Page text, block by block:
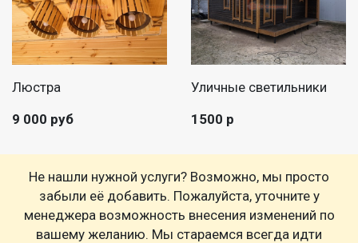
Люстра
9 000 руб
Уличные светильники
1500 р
Не нашли нужной услуги? Возможно, мы просто
забыли её добавить. Пожалуйста, уточните у
менеджера возможность внесения изменений по
вашему желанию. Мы стараемся всегда идти